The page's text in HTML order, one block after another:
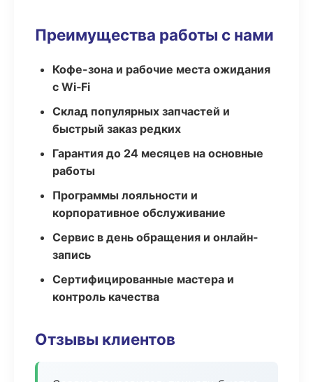
Преимущества работы с нами
Кофе-зона и рабочие места ожидания
с Wi‑Fi
Склад популярных запчастей и
быстрый заказ редких
Гарантия до 24 месяцев на основные
работы
Программы лояльности и
корпоративное обслуживание
Сервис в день обращения и онлайн-
запись
Сертифицированные мастера и
контроль качества
Отзывы клиентов